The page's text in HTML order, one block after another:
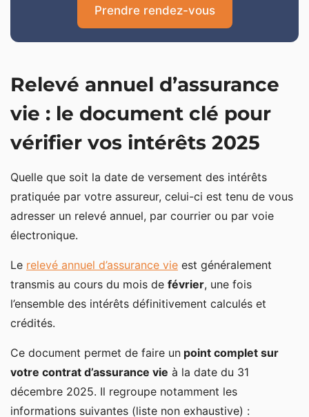
Prendre rendez-vous
Relevé annuel d’assurance
vie : le document clé pour
vérifier vos intérêts 2025
Quelle que soit la date de versement des intérêts
pratiquée par votre assureur, celui-ci est tenu de vous
adresser un relevé annuel, par courrier ou par voie
électronique.
Le relevé annuel d’assurance vie est généralement
transmis au cours du mois de février, une fois
l’ensemble des intérêts définitivement calculés et
crédités.
Ce document permet de faire un point complet sur
votre contrat d’assurance vie à la date du 31
décembre 2025. Il regroupe notamment les
informations suivantes (liste non exhaustive) :